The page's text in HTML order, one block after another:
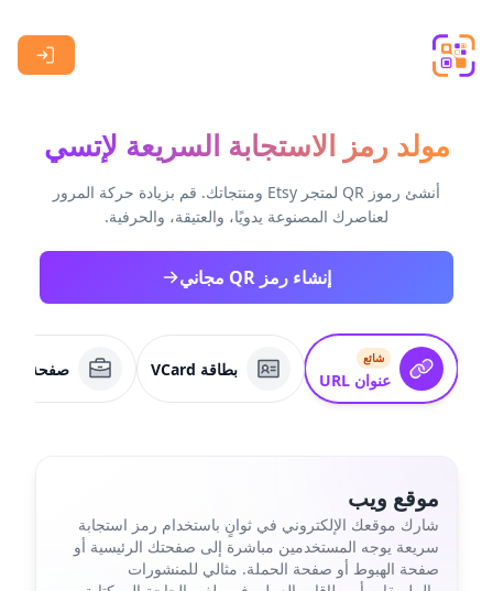
مولد رمز الاستجابة السريعة لإتسي
أنشئ رموز QR لمتجر Etsy ومنتجاتك. قم بزيادة حركة المرور
لعناصرك المصنوعة يدويًا، والعتيقة، والحرفية.
إنشاء رمز QR مجاني
شائع
عنوان URL
بطاقة VCard صفحة
موقع ويب
شارك موقعك الإلكتروني في ثوانٍ باستخدام رمز استجابة
سريعة يوجه المستخدمين مباشرة إلى صفحتك الرئيسية أو
صفحة الهبوط أو صفحة الحملة. مثالي للمنشورات